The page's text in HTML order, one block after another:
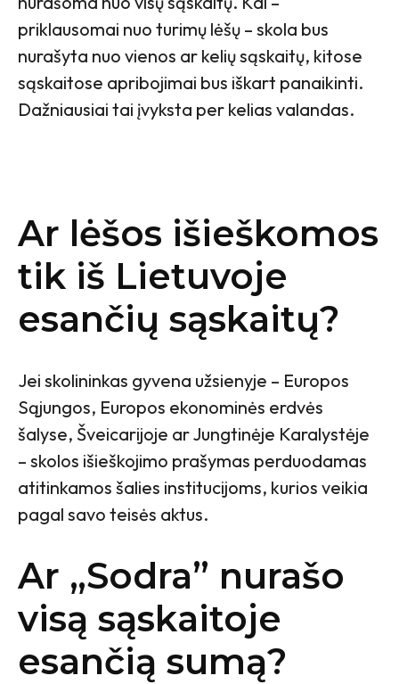
priklausomai nuo turimų lėšų – skola bus
nurašyta nuo vienos ar kelių sąskaitų, kitose
sąskaitose apribojimai bus iškart panaikinti.
Dažniausiai tai įvyksta per kelias valandas.
Ar lėšos išieškomos
tik iš Lietuvoje
esančių sąskaitų?
Jei skolininkas gyvena užsienyje – Europos
Sąjungos, Europos ekonominės erdvės
šalyse, Šveicarijoje ar Jungtinėje Karalystėje
– skolos išieškojimo prašymas perduodamas
atitinkamos šalies institucijoms, kurios veikia
pagal savo teisės aktus.
Ar „Sodra” nurašo
visą sąskaitoje
esančią sumą?